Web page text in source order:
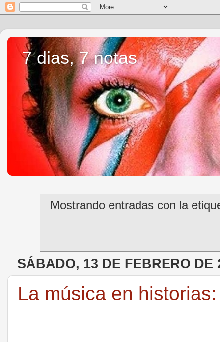
7 dias, 7 notas
Mostrando entradas con la
SÁBADO, 13 DE FEBRERO DE
La música en